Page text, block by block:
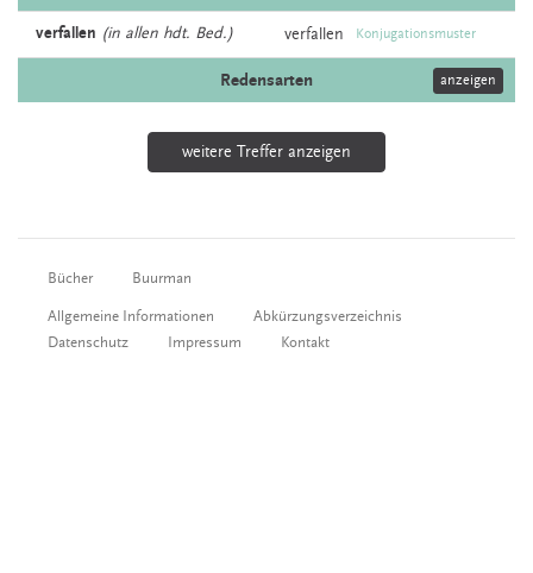
verfallen (in allen hdt. Bed.) verfallen Konjugationsmuster
Redensarten anzeigen
weitere Treffer anzeigen
Bücher Buurman
Allgemeine Informationen
Abkürzungsverzeichnis
Datenschutz
Impressum Kontakt